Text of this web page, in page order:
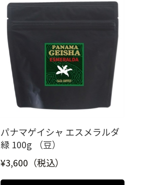
パナマゲイシャ エスメラルダ
緑 100g （豆）
¥3,600（税込）